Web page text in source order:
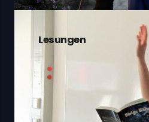
Lesungen